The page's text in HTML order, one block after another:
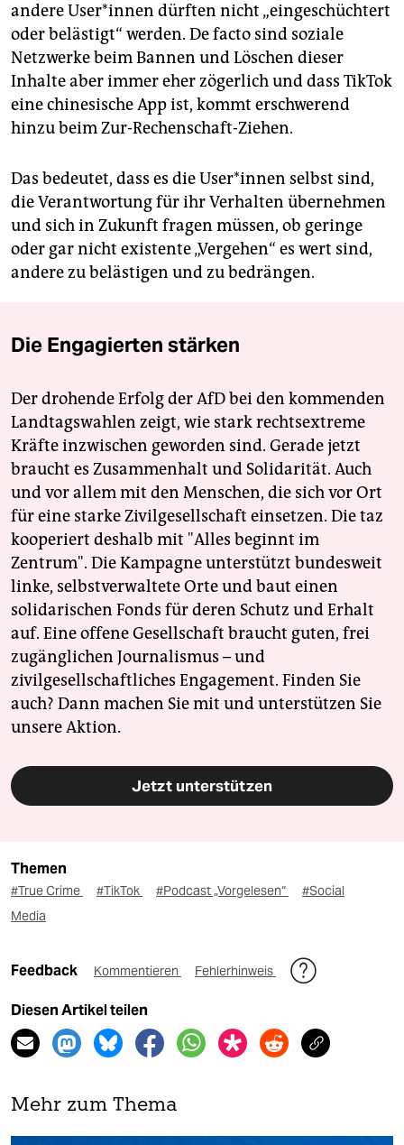
andere Use­r*in­nen dürften nicht „eingeschüchtert
oder belästigt“ werden. De facto sind soziale
Netzwerke beim Bannen und Löschen dieser
Inhalte aber immer eher zögerlich und dass TikTok
eine chinesische App ist, kommt erschwerend
hinzu beim Zur-Rechenschaft-Ziehen.
Das bedeutet, dass es die Use­r*in­nen selbst sind,
die Verantwortung für ihr Verhalten übernehmen
und sich in Zukunft fragen müssen, ob geringe
oder gar nicht existente „Vergehen“ es wert sind,
andere zu belästigen und zu bedrängen.
Die Engagierten stärken
Der drohende Erfolg der AfD bei den kommenden
Landtagswahlen zeigt, wie stark rechtsextreme
Kräfte inzwischen geworden sind. Gerade jetzt
braucht es Zusammenhalt und Solidarität. Auch
und vor allem mit den Menschen, die sich vor Ort
für eine starke Zivilgesellschaft einsetzen. Die taz
kooperiert deshalb mit "Alles beginnt im
Zentrum". Die Kampagne unterstützt bundesweit
linke, selbstverwaltete Orte und baut einen
solidarischen Fonds für deren Schutz und Erhalt
auf. Eine offene Gesellschaft braucht guten, frei
zugänglichen Journalismus – und
zivilgesellschaftliches Engagement. Finden Sie
auch? Dann machen Sie mit und unterstützen Sie
unsere Aktion.
Jetzt unterstützen
Themen
#True Crime #TikTok #Podcast „Vorgelesen“
#Social
Media
Feedback Kommentieren Fehlerhinweis
Diesen Artikel teilen
Mehr zum Thema